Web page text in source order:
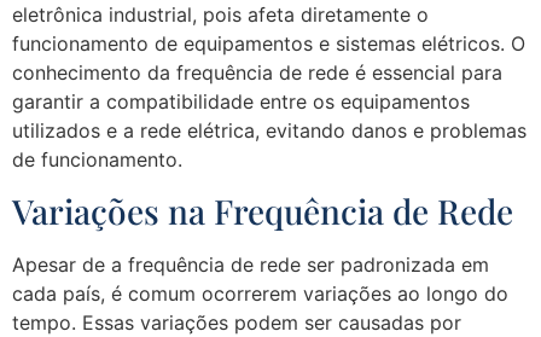
eletrônica industrial, pois afeta diretamente o
funcionamento de equipamentos e sistemas elétricos. O
conhecimento da frequência de rede é essencial para
garantir a compatibilidade entre os equipamentos
utilizados e a rede elétrica, evitando danos e problemas
de funcionamento.
Variações na Frequência de Rede
Apesar de a frequência de rede ser padronizada em
cada país, é comum ocorrerem variações ao longo do
tempo. Essas variações podem ser causadas por